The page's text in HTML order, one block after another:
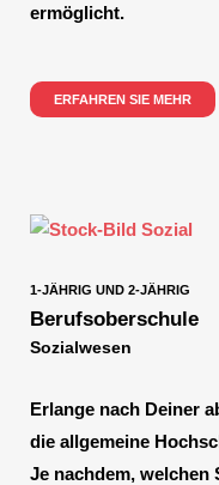
ermöglicht.
ERFAHREN SIE MEHR
1-JÄHRIG UND 2-JÄHRIG
Berufsoberschule
Sozialwesen
Erlange nach Deiner
die allgemeine
Je nachdem,